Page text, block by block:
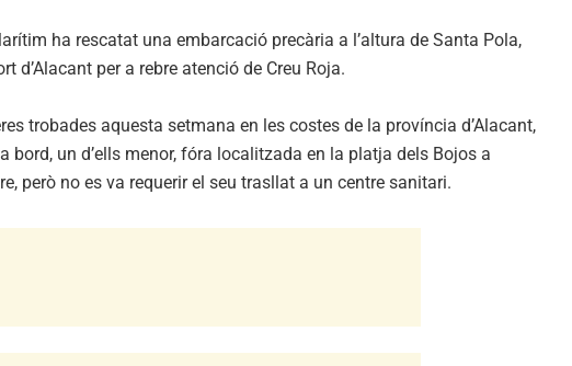
ha rescatat una embarcació precària a l’altura de Santa Pola,
d’Alacant per a rebre atenció de Creu Roja.
trobades aquesta setmana en les costes de la província d’Alacant,
un d’ells menor, fóra localitzada en la platja dels Bojos a
però no es va requerir el seu trasllat a un centre sanitari.